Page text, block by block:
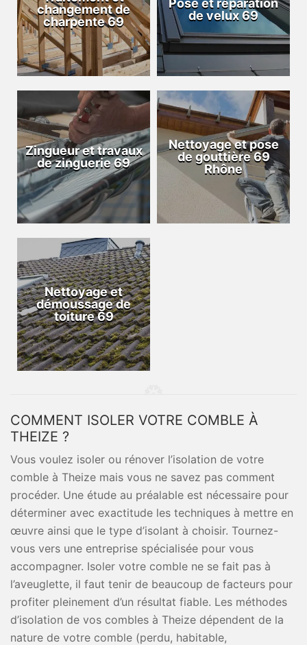
changement de
charpente 69
Pose et réparation
de velux 69
Zingueur et travaux
de zinguerie 69
Nettoyage et pose
de gouttière 69
Rhône
Nettoyage et
démoussage de
toiture 69
COMMENT ISOLER VOTRE COMBLE À
THEIZE ?
Vous voulez isoler ou rénover l’isolation de votre
comble à Theize mais vous ne savez pas comment
procéder. Une étude au préalable est nécessaire pour
déterminer avec exactitude les techniques à mettre en
œuvre ainsi que le type d’isolant à choisir. Tournez-
vous vers une entreprise spécialisée pour vous
accompagner. Isoler votre comble ne se fait pas à
l’aveuglette, il faut tenir de beaucoup de facteurs pour
profiter pleinement d’un résultat fiable. Les méthodes
d’isolation de vos combles à Theize dépendent de la
nature de votre comble (perdu, habitable,